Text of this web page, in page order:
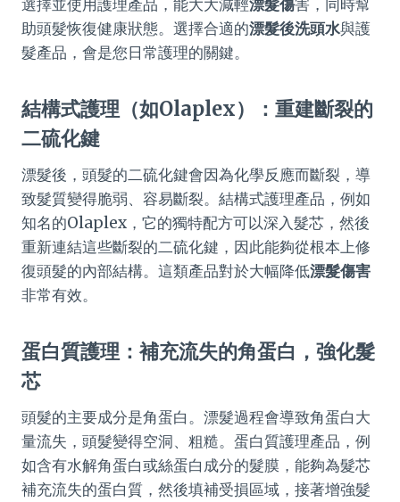
選擇並使用護理產品，能大大減輕漂髮傷害，同時幫
助頭髮恢復健康狀態。選擇合適的漂髮後洗頭水與護
髮產品，會是您日常護理的關鍵。
結構式護理（如Olaplex）：重建斷裂的
二硫化鍵
漂髮後，頭髮的二硫化鍵會因為化學反應而斷裂，導
致髮質變得脆弱、容易斷裂。結構式護理產品，例如
知名的Olaplex，它的獨特配方可以深入髮芯，然後
重新連結這些斷裂的二硫化鍵，因此能夠從根本上修
復頭髮的內部結構。這類產品對於大幅降低漂髮傷害
非常有效。
蛋白質護理：補充流失的角蛋白，強化髮
芯
頭髮的主要成分是角蛋白。漂髮過程會導致角蛋白大
量流失，頭髮變得空洞、粗糙。蛋白質護理產品，例
如含有水解角蛋白或絲蛋白成分的髮膜，能夠為髮芯
補充流失的蛋白質，然後填補受損區域，接著增強髮